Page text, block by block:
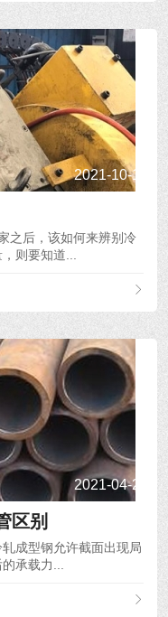
2021-10-14
之后，该如何来辨别冷
则要知道...
2021-04-24
区别
成型钢允许截面出现局
承载力...